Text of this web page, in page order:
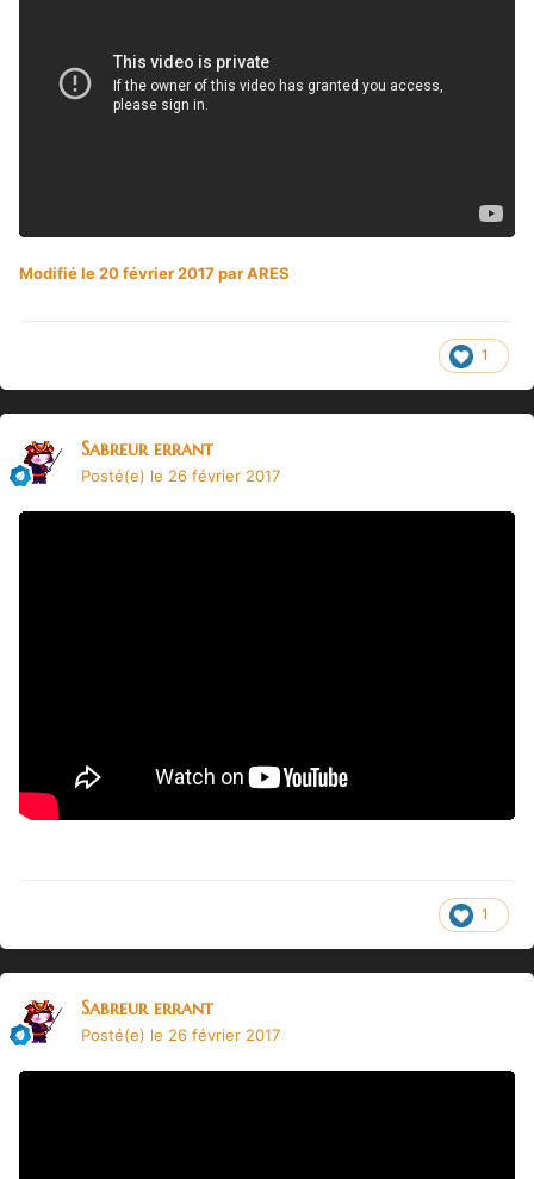
Modifiéle 20 février 2017par ARES
1
Sabreur errant
Posté(e) le 26 février 2017
1
Sabreur errant
Posté(e) le 26 février 2017